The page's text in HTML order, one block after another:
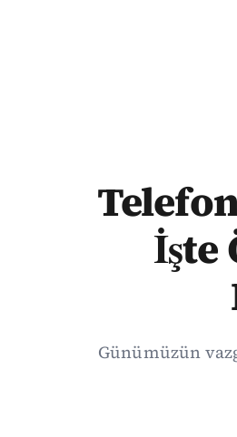
İşte
Günümüzün